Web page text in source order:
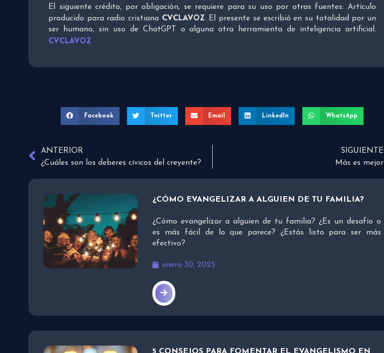
El siguiente crédito, por obligación, se requiere para su uso por otras fuentes: Artículo
producido para radio cristiana CVCLAVOZ. El presente se escribió en su totalidad por un
ser humano, sin uso de ChatGPT o alguna otra herramienta de inteligencia artificial.
CVCLAVOZ
Facebook Twitter Email LinkedIn WhatsApp
ANTERIOR
¿Cuáles son los deberes cívicos del creyente?
SIGUIENTE
Más es mejor
¿CÓMO EVANGELIZAR A ALGUIEN DE TU FAMILIA?
¿Cómo evangelizar a alguien de tu familia? ¿Es un desafío o
es más fácil de lo que parece? ¿Estás listo para ser más
efectivo?
enero 30, 2025
5 CONSEJOS PARA FOMENTAR EL EVANGELISMO EN